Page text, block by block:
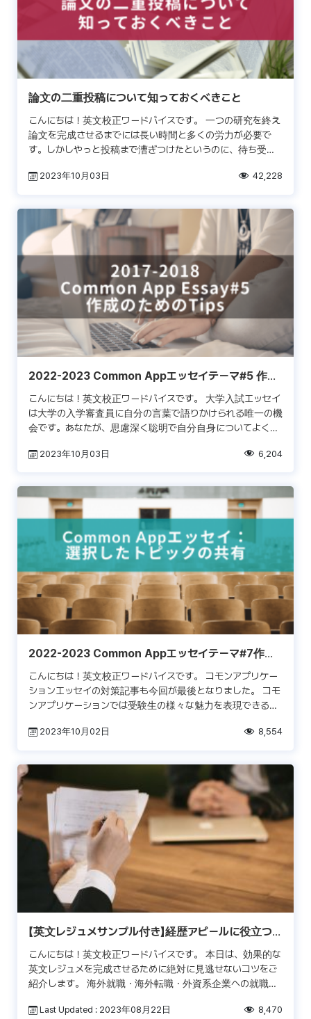
論文の二重投稿について知っておくべきこと
こんにちは！英文校正ワードバイスです。 一つの研究を終え
論文を完成させるまでには長い時間と多くの労力が必要で
す。しかしやっと投稿まで漕ぎつけたというのに、待ち受け
う […]
2023年10月03日 42,228
2022-2023 Common Appエッセイテーマ#5 作成
のためのTips
こんにちは！英文校正ワードバイスです。 大学入試エッセイ
は大学の入学審査員に自分の言葉で語りかけられる唯一の機
会です。あなたが、思慮深く聡明で自分自身についてよく分
[…]2023年10月03日 6,204
2022-2023 Common Appエッセイテーマ#7作成
のためのTips
こんにちは！英文校正ワードバイスです。 コモンアプリケー
ションエッセイの対策記事も今回が最後となりました。 コモ
ンアプリケーションでは受験生の様々な魅力を表現できるよ
[…]2023年10月02日 8,554
【英文レジュメサンプル付き】経歴アピールに役立つ
英語動詞リスト100
こんにちは！英文校正ワードバイスです。 本日は、効果的な
英文レジュメを完成させるために絶対に見逃せないコツをご
紹介します。 海外就職・海外転職・外資系企業への就職を
と […]
Last Updated : 2023年08月22日 8,470